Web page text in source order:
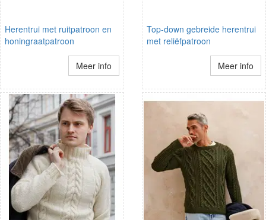
Herentrui met ruitpatroon en
honingraatpatroon
Meer info
Top-down gebreide herentrui
met reliëfpatroon
Meer info